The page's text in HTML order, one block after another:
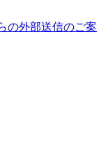
の外部送信のご案